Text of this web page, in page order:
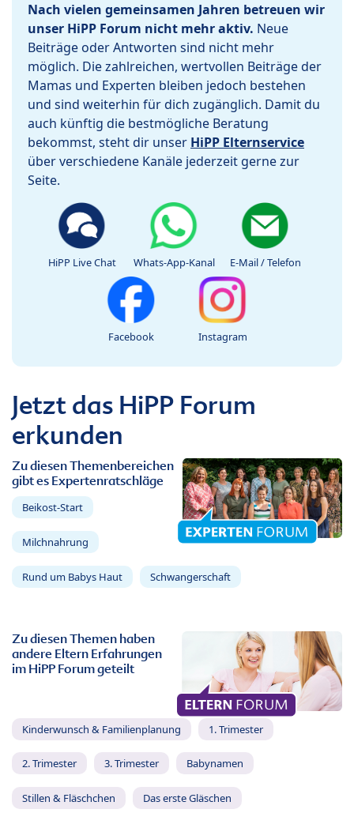
Nach vielen gemeinsamen Jahren betreuen wir
unser HiPP Forum nicht mehr aktiv. Neue
Beiträge oder Antworten sind nicht mehr
möglich. Die zahlreichen, wertvollen Beiträge der
Mamas und Experten bleiben jedoch bestehen
und sind weiterhin für dich zugänglich. Damit du
auch künftig die bestmögliche Beratung
bekommst, steht dir unser HiPP Elternservice
über verschiedene Kanäle jederzeit gerne zur
Seite.
HiPP Live Chat Whats-App-Kanal E-Mail / Telefon
Facebook Instagram
Jetzt das HiPP Forum
erkunden
Zu diesen Themenbereichen
gibt es Expertenratschläge
Beikost-Start
Milchnahrung
Rund um Babys Haut Schwangerschaft
Zu diesen Themen haben
andere Eltern Erfahrungen
im HiPP Forum geteilt
Kinderwunsch & Familienplanung 1. Trimester
2. Trimester 3. Trimester Babynamen
Stillen & Fläschchen Das erste Gläschen